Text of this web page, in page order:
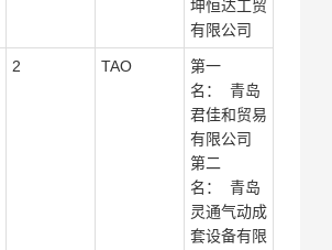
坤恒达工贸
有限公司
2 TAO
第一
名： 青岛
君佳和贸易
有限公司
第二
名： 青岛
灵通气动成
套设备有限